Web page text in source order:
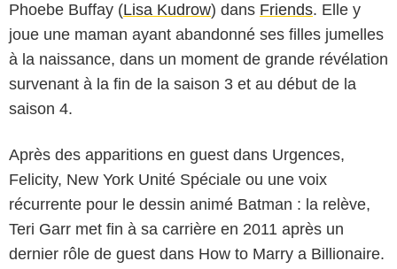
Phoebe Buffay (Lisa Kudrow) dans Friends. Elle y
joue une maman ayant abandonné ses filles jumelles
à la naissance, dans un moment de grande révélation
survenant à la fin de la saison 3 et au début de la
saison 4.
Après des apparitions en guest dans Urgences,
Felicity, New York Unité Spéciale ou une voix
récurrente pour le dessin animé Batman : la relève,
Teri Garr met fin à sa carrière en 2011 après un
dernier rôle de guest dans How to Marry a Billionaire.